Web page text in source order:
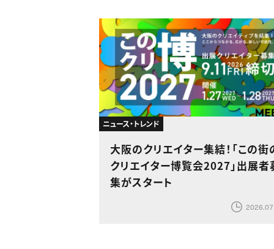
ニュース・トレンド
大阪のクリエイター集結！「この街
クリエイター博覧会2027」出展者
集がスタート